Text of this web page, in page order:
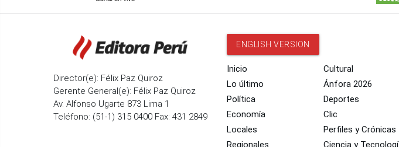
Director(e): Félix Paz Quiroz
Gerente General(e): Félix Paz Quiroz
Av. Alfonso Ugarte 873 Lima 1
Teléfono: (51-1) 315 0400 Fax: 431 2849
ENGLISH VERSION
Inicio
Lo último
Política
Economía
Locales
Regionales
Cultural
Ánfora 2026
Deportes
Clic
Perfiles y Crónicas
Ciencia y